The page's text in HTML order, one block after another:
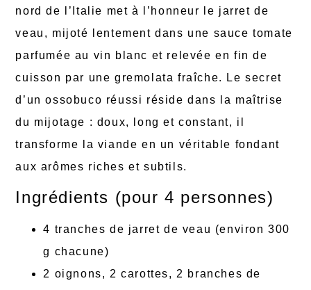
nord de l’Italie met à l’honneur le jarret de
veau, mijoté lentement dans une sauce tomate
parfumée au vin blanc et relevée en fin de
cuisson par une gremolata fraîche. Le secret
d’un ossobuco réussi réside dans la maîtrise
du mijotage : doux, long et constant, il
transforme la viande en un véritable fondant
aux arômes riches et subtils.
Ingrédients (pour 4 personnes)
4 tranches de jarret de veau (environ 300
g chacune)
2 oignons, 2 carottes, 2 branches de